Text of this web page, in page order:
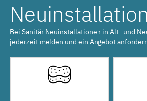
Neuinstallation
Bei Sanitär Neuinstallationen in Alt- und
jederzeit melden und ein Angebot